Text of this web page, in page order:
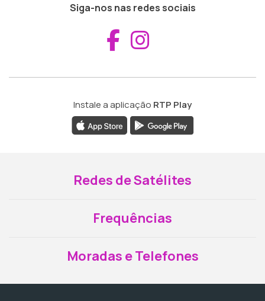
Siga-nos nas redes sociais
Aceder ao
Instale a aplicação RTP Play
Redes de Satélites
Frequências
Moradas e Telefones